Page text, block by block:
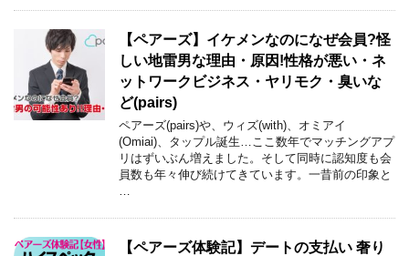
【ペアーズ】イケメンなのになぜ会員?怪
しい地雷男な理由・原因!性格が悪い・ネ
ットワークビジネス・ヤリモク・臭いな
ど(pairs)
ペアーズ(pairs)や、ウィズ(with)、オミアイ
(Omiai)、タップル誕生…ここ数年でマッチングアプ
リはずいぶん増えました。そして同時に認知度も会
員数も年々伸び続けてきています。一昔前の印象と
【ペアーズ体験記】デートの支払い 奢り